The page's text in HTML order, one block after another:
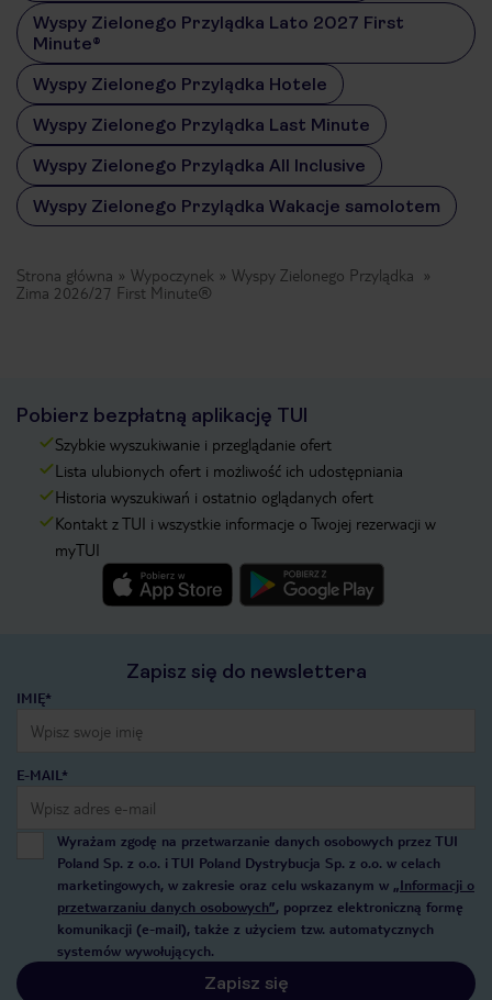
Wyspy Zielonego Przylądka Lato 2027 First
Minute®
Wyspy Zielonego Przylądka Hotele
Wyspy Zielonego Przylądka Last Minute
Wyspy Zielonego Przylądka All Inclusive
Wyspy Zielonego Przylądka Wakacje samolotem
Strona główna Wypoczynek
Wyspy Zielonego Przylądka
Zima 2026/27 First Minute®
Pobierz bezpłatną aplikację TUI
Szybkie wyszukiwanie i przeglądanie ofert
Lista ulubionych ofert i możliwość ich udostępniania
Historia wyszukiwań i ostatnio oglądanych ofert
Kontakt z TUI i wszystkie informacje o Twojej rezerwacji w
myTUI
Zapisz się do newslettera
IMIĘ*
E-MAIL*
Wyrażam zgodę na przetwarzanie danych osobowych przez TUI
Poland Sp. z o.o. i TUI Poland Dystrybucja Sp. z o.o. w celach
marketingowych, w zakresie oraz celu wskazanym w „Informacji o
przetwarzaniu danych osobowych”, poprzez elektroniczną formę
komunikacji (e-mail), także z użyciem tzw. automatycznych
systemów wywołujących.
Zapisz się